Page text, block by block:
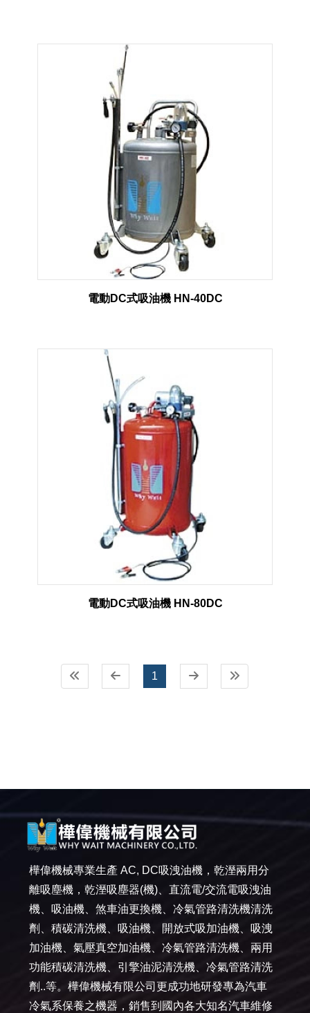
電動DC式吸油機 HN-40DC
電動DC式吸油機 HN-80DC
1
樺偉機械專業生產 AC, DC吸洩油機，乾溼兩用分
離吸塵機，乾溼吸塵器(機)、直流電/交流電吸洩油
機、吸油機、煞車油更換機、冷氣管路清洗機清洗
劑、積碳清洗機、吸油機、開放式吸加油機、吸洩
加油機、氣壓真空加油機、冷氣管路清洗機、兩用
功能積碳清洗機、引擎油泥清洗機、冷氣管路清洗
劑..等。樺偉機械有限公司更成功地研發專為汽車
冷氣系保養之機器，銷售到國內各大知名汽車維修